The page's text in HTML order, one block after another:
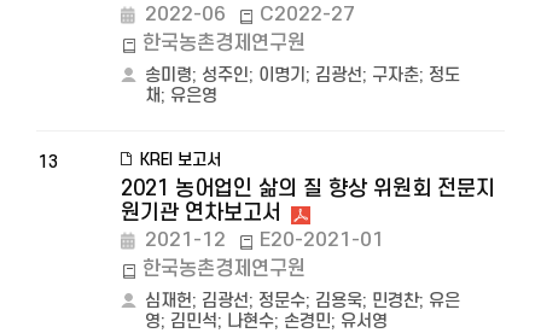
2022-06
C2022-27
한국농촌경제연구원
송미령; 성주인; 이명기 ; 김광선; 구자춘; 정도
채; 유은영
13 KREI 보고서
2021 농어업인 삶의 질 향상 위원회 전문지
원기관 연차보고서
2021-12
E20-2021-01
한국농촌경제연구원
심재헌; 김광선; 정문수; 김용욱; 민경찬; 유은
영; 김민석; 나현수; 손경민; 유서영